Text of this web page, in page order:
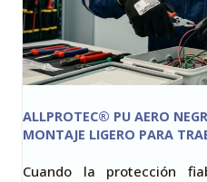
ALLPROTEC® PU AERO
MONTAJE LIGERO PARA
Cuando la protección